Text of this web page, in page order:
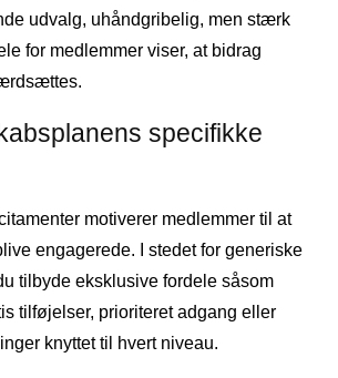
udvalg, uhåndgribelig, men stærk
for medlemmer viser, at bidrag
specifikke
motiverer medlemmer til at
engagerede. I stedet for generiske
tilbyde eksklusive fordele såsom
tilføjelser, prioriteret adgang eller
knyttet til hvert niveau.